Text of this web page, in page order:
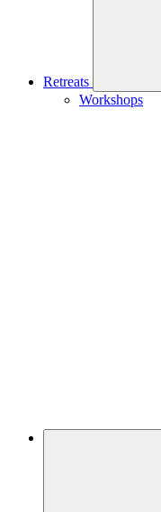
Retreats
Workshops